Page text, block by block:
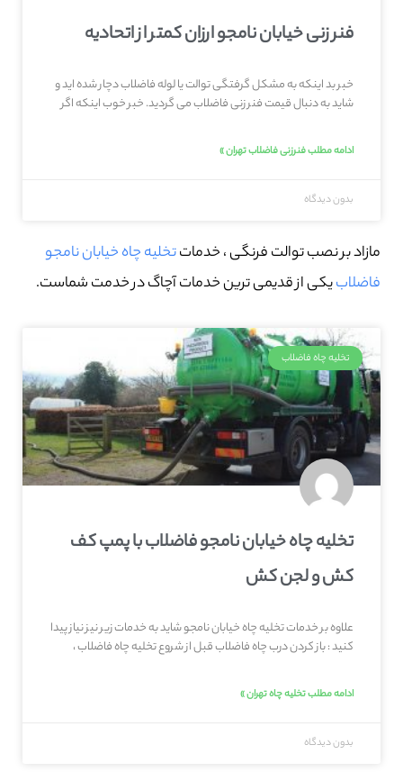
فنر زنی خیابان نامجو ارزان کمتر از اتحادیه
خبر بد اینکه به مشکل گرفتگی توالت یا لوله فاضلاب دچار شده اید و
شاید به دنبال قیمت فنر زنی فاضلاب می گردید. خبر خوب اینکه اگر
ادامه مطلب فنرزنی فاضلاب تهران »
بدون دیدگاه
مازاد بر نصب توالت فرنگی ، خدماتتخلیه چاه خیابان نامجو
فاضلابیکی از قدیمی ترین خدمات آچاگ در خدمت شماست.
تخلیه چاه فاضلاب
تخلیه چاه خیابان نامجو فاضلاب با پمپ کف
کش و لجن کش
علاوه بر خدمات تخلیه چاه خیابان نامجو شاید به خدمات زیر نیز نیاز پیدا
کنید : باز کردن درب چاه فاضلاب قبل از شروع تخلیه چاه فاضلاب ،
ادامه مطلب تخلیه چاه تهران »
بدون دیدگاه